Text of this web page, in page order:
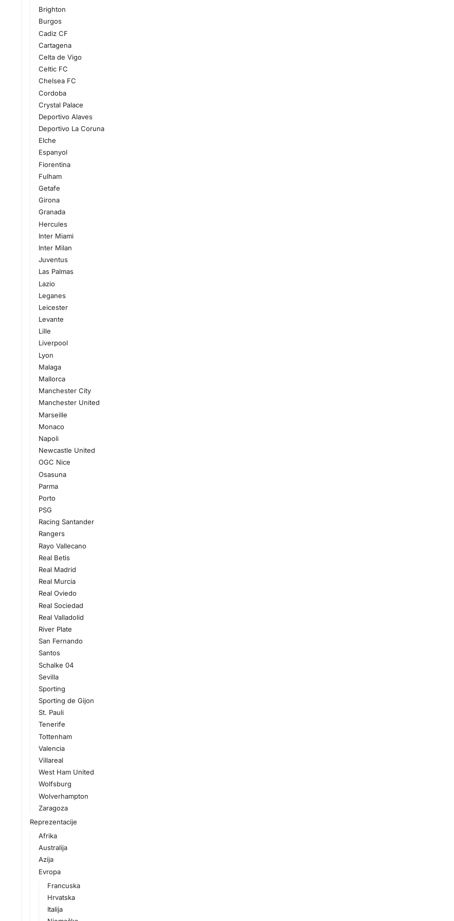
Brighton
Burgos
Cadiz CF
Cartagena
Celta de Vigo
Celtic FC
Chelsea FC
Cordoba
Crystal Palace
Deportivo Alaves
Deportivo La Coruna
Elche
Espanyol
Fiorentina
Fulham
Getafe
Girona
Granada
Hercules
Inter Miami
Inter Milan
Juventus
Las Palmas
Lazio
Leganes
Leicester
Levante
Lille
Liverpool
Lyon
Malaga
Mallorca
Manchester City
Manchester United
Marseille
Monaco
Napoli
Newcastle United
OGC Nice
Osasuna
Parma
Porto
PSG
Racing Santander
Rangers
Rayo Vallecano
Real Betis
Real Madrid
Real Murcia
Real Oviedo
Real Sociedad
Real Valladolid
River Plate
San Fernando
Santos
Schalke 04
Sevilla
Sporting
Sporting de Gijon
St. Pauli
Tenerife
Tottenham
Valencia
Villareal
West Ham United
Wolfsburg
Wolverhampton
Zaragoza
Reprezentacije
Afrika
Australija
Azija
Evropa
Francuska
Hrvatska
Italija